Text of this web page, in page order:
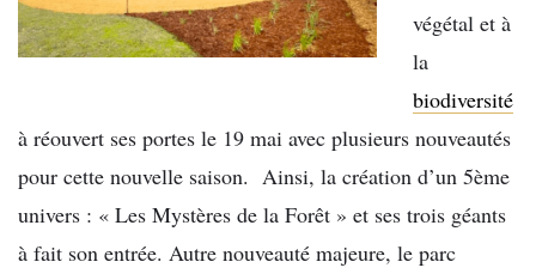
végétal et à
la
biodiversité
à réouvert ses portes le 19 mai avec plusieurs nouveautés
pour cette nouvelle saison. Ainsi, la création d’un 5ème
univers : « Les Mystères de la Forêt » et ses trois géants
à fait son entrée. Autre nouveauté majeure, le parc